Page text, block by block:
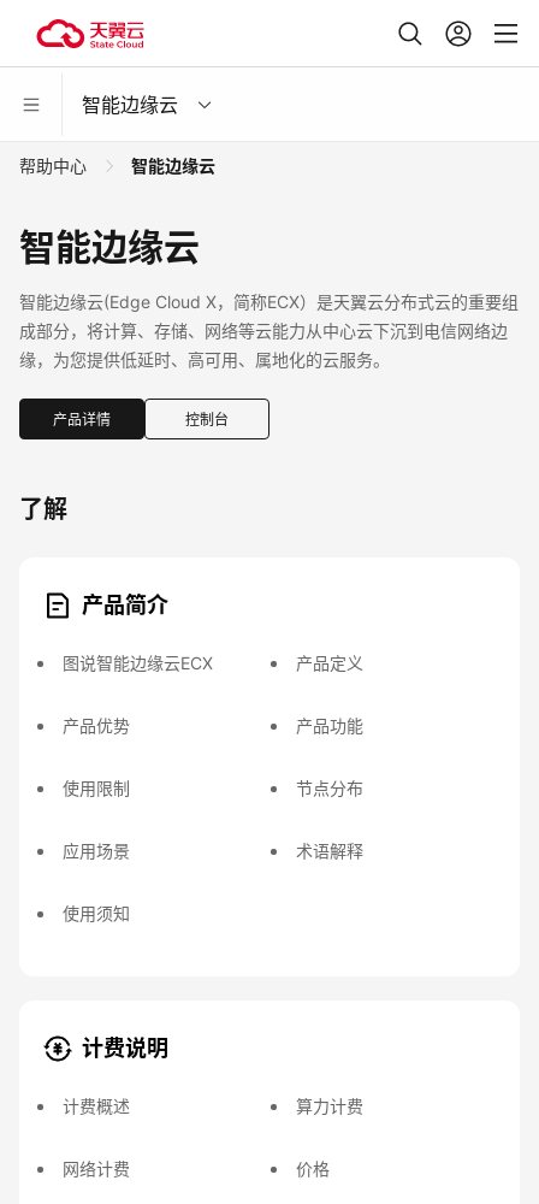
智能边缘云
帮助中心 智能边缘云
智能边缘云
智能边缘云(Edge Cloud X，简称ECX）是天翼云分布式云的重要组
成部分，将计算、存储、网络等云能力从中心云下沉到电信网络边
缘，为您提供低延时、高可用、属地化的云服务。
产品详情 控制台
了解
产品简介
图说智能边缘云ECX 产品定义
产品优势 产品功能
使用限制 节点分布
应用场景 术语解释
使用须知
计费说明
计费概述 算力计费
网络计费 价格